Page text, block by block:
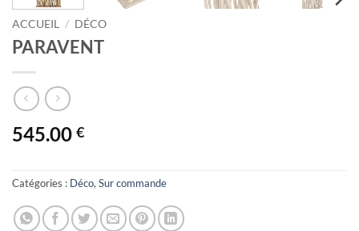
ACCUEIL / DÉCO
PARAVENT
545.00 €
Catégories : Déco, Sur commande